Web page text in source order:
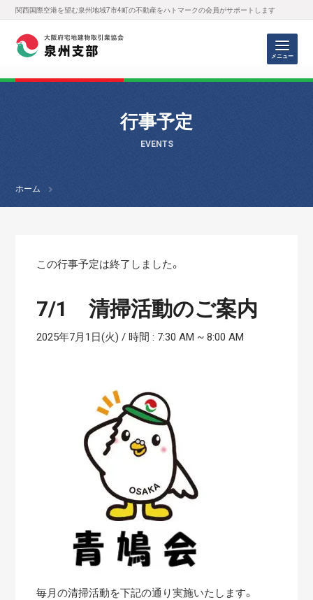
関西国際空港を望む泉州地域7市4町の不動産をハトマークの会員がサポートします
メニュー
行事予定
EVENTS
ホーム
この行事予定は終了しました。
7/1 清掃活動のご案内
2025年7月1日(火) / 時間 : 7:30 AM ~8:00 AM
毎月の清掃活動を下記の通り実施いたします。